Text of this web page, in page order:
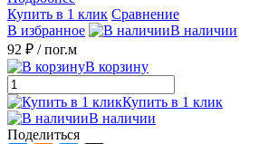
Купить в 1 клик Сравнение
В избранное
В наличии
92 ₽ / пог.м
В корзину
Купить в 1 клик
В наличии
Поделиться